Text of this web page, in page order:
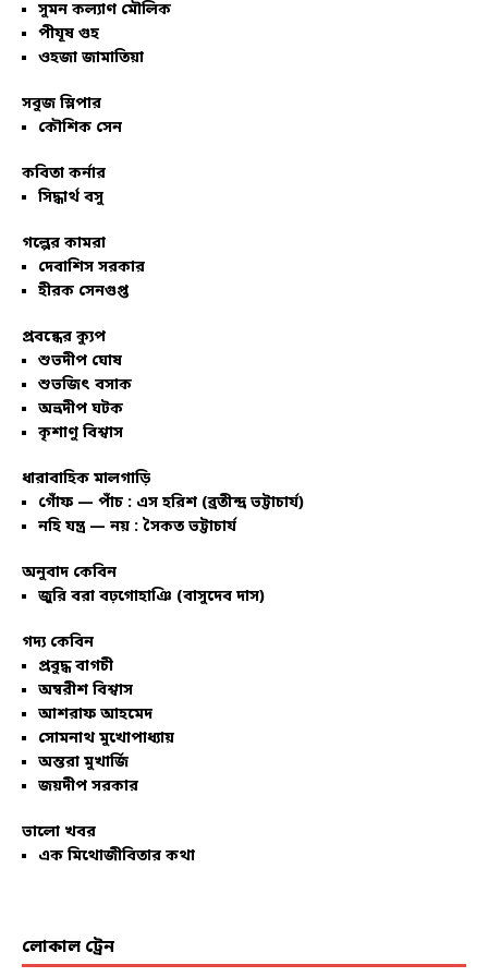
সুমন কল্যাণ মৌলিক
পীযূষ গুহ
ওহজা জামাতিয়া
সবুজ স্লিপার
কৌশিক সেন
কবিতা কর্নার
সিদ্ধার্থ বসু
গল্পের কামরা
দেবাশিস সরকার
হীরক সেনগুপ্ত
প্রবন্ধের ক্যুপ
শুভদীপ ঘোষ
শুভজিৎ বসাক
অভ্রদীপ ঘটক
কৃশাণু বিশ্বাস
ধারাবাহিক মালগাড়ি
গোঁফ — পাঁচ : এস হরিশ (ব্রতীন্দ্র ভট্টাচার্য)
নহি যন্ত্র — নয় : সৈকত ভট্টাচার্য
অনুবাদ কেবিন
জুরি বরা বঢ়গোহাঞি (বাসুদেব দাস)
গদ্য কেবিন
প্রবুদ্ধ বাগচী
অম্বরীশ বিশ্বাস
আশরাফ আহমেদ
সোমনাথ মুখোপাধ্যায়
অন্তরা মুখার্জি
জয়দীপ সরকার
ভালো খবর
এক মিথোজীবিতার কথা
লোকাল ট্রেন